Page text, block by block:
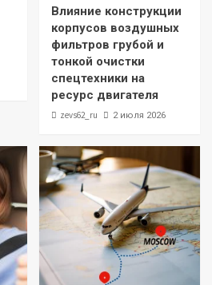
Влияние конструкции
корпусов воздушных
фильтров грубой и
тонкой очистки
спецтехники на
ресурс двигателя
zevs62_ru 2 июля 2026